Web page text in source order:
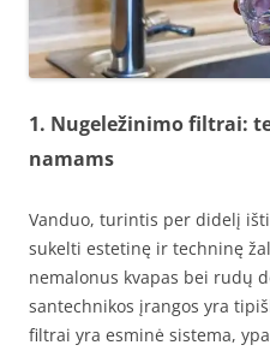
1. Nugeležinimo filtrai:
namams
Vanduo, turintis per didelį
sukelti estetinę ir techninę
nemalonus kvapas bei rudų
santechnikos įrangos yra
filtrai yra esminė sistema,